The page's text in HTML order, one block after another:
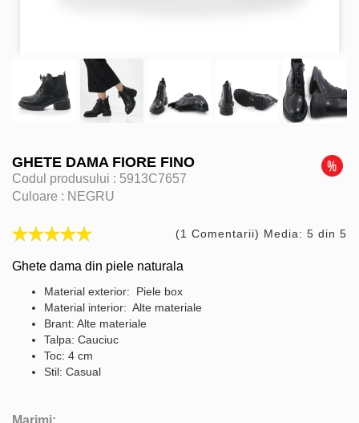
GHETE DAMA FIORE FINO
Codul produsului : 5913C7657
Culoare : NEGRU
(1 Comentarii) Media: 5 din 5
Ghete dama din piele naturala
Material exterior: Piele box
Material interior: Alte materiale
Brant: Alte materiale
Talpa: Cauciuc
Toc: 4 cm
Stil: Casual
Marimi: